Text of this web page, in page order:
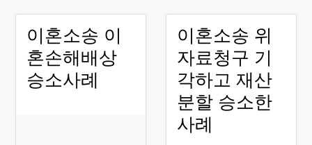
이혼소송 이
혼손해배상
승소사례
이혼소송 위
자료청구 기
각하고 재산
분할 승소한
사례